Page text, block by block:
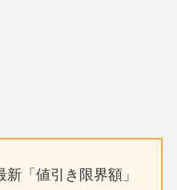
新「値引き限界額」